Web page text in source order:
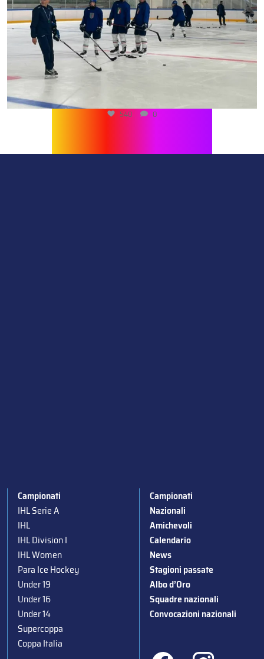
540 0
Campionati
IHL Serie A
IHL
IHL Division I
IHL Women
Para Ice Hockey
Under 19
Under 16
Under 14
Supercoppa
Coppa Italia
Campionati
Nazionali
Amichevoli
Calendario
News
Stagioni passate
Albo d’Oro
Squadre nazionali
Convocazioni nazionali